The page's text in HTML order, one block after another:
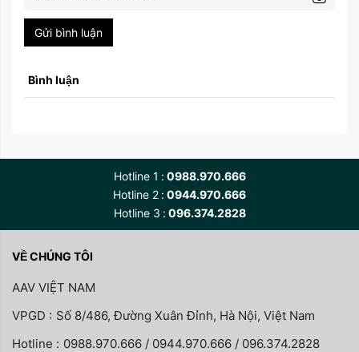
Gửi bình luận
Bình luận
Hotline 1
0988.970.666
Hotline 2 0944.970.666
Hotline 3
096.374.2828
VỀ CHÚNG TÔI
AAV VIỆT NAM
VPGD : Số 8/486, Đường Xuân Đỉnh, Hà Nội, Việt Nam
Hotline : 0988.970.666 / 0944.970.666 / 096.374.2828